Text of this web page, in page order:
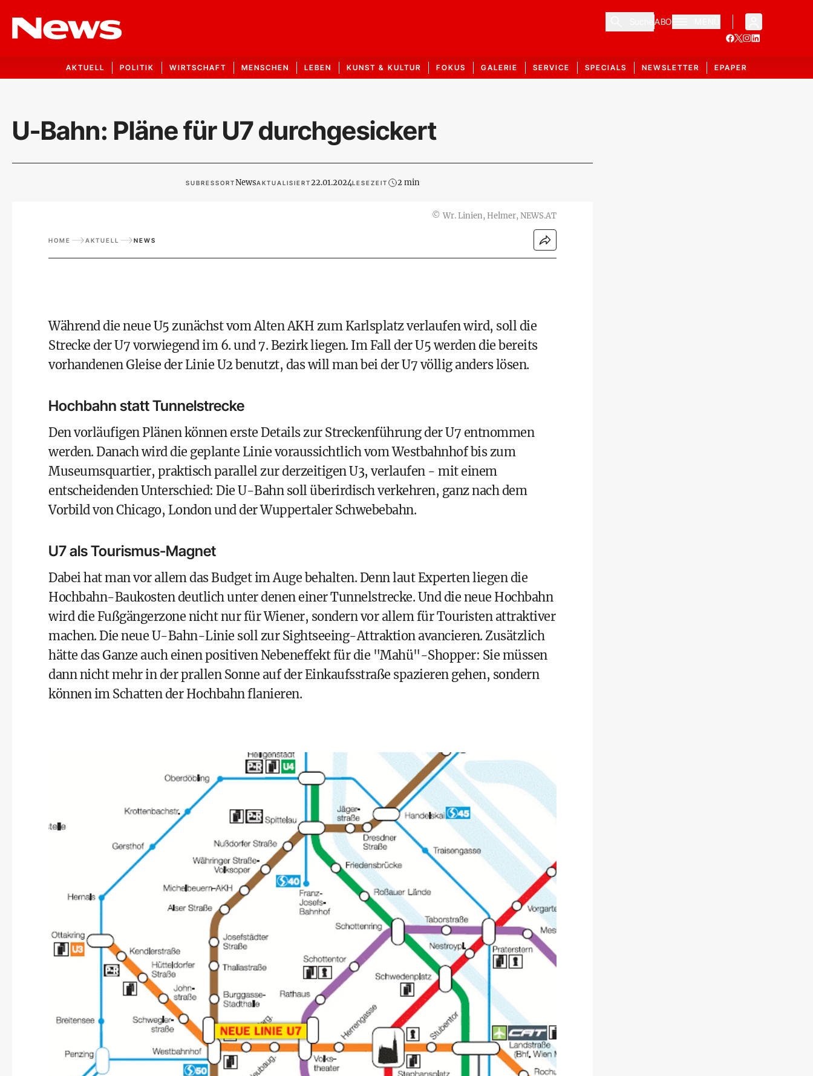
ABO
AKTUELL POLITIK WIRTSCHAFT MENSCHEN LEBEN KUNST & KULTUR FOKUS GALERIE SERVICE SPECIALS NEWSLETTER EPAPER
U-Bahn: Pläne für U7 durchgesickert
SUBRESSORTNewsAKTUALISIERT22.01.2024LESEZEIT 2 min
© Wr. Linien, Helmer, NEWS.AT
HOME AKTUELL NEWS
Während die neue U5 zunächst vom Alten AKH zum Karlsplatz verlaufen wird, soll die
Strecke der U7 vorwiegend im 6. und 7. Bezirk liegen. Im Fall der U5 werden die bereits
vorhandenen Gleise der Linie U2 benutzt, das will man bei der U7 völlig anders lösen.
Hochbahn statt Tunnelstrecke
Den vorläufigen Plänen können erste Details zur Streckenführung der U7 entnommen
werden. Danach wird die geplante Linie voraussichtlich vom Westbahnhof bis zum
Museumsquartier, praktisch parallel zur derzeitigen U3, verlaufen - mit einem
entscheidenden Unterschied: Die U-Bahn soll überirdisch verkehren, ganz nach dem
Vorbild von Chicago, London undder Wuppertaler Schwebebahn.
U7 als Tourismus-Magnet
Dabei hat man vor allem das Budget im Auge behalten. Denn laut Experten liegen die
Hochbahn-Baukosten deutlich unter denen einer Tunnelstrecke. Und die neue Hochbahn
wird die Fußgängerzone nicht nur für Wiener, sondern vor allem für Touristen attraktiver
machen. Die neue U-Bahn-Linie soll zur Sightseeing-Attraktion avancieren. Zusätzlich
hätte das Ganze auch einen positiven Nebeneffekt für die "Mahü"-Shopper: Sie müssen
dann nicht mehr in der prallen Sonne auf der Einkaufsstraße spazieren gehen, sondern
können im Schatten der Hochbahn flanieren.